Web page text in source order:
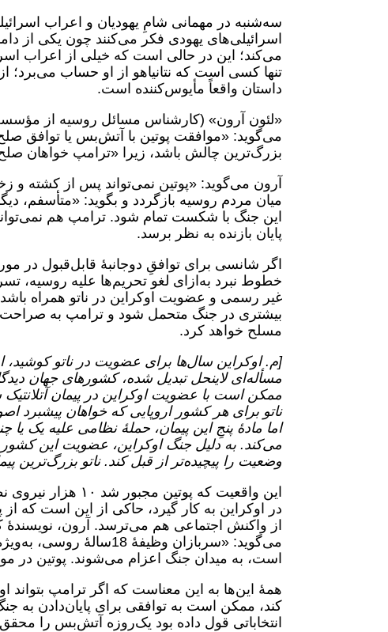
سه‌شنبه در مهمانی شامِ یهودیان و اعراب
اسرائیلی‌های یهودی فکر می‌کنند چون یکی از
می‌کند؛ این در حالی است که خیلی از اعراب
تنها کسی است که نتانیاهو از او حساب می‌برد؛
داستان واقعاً مأیوس‌کننده است.
«لئون آرون» (کارشناس مسائل روسیه از مؤسسۀ
می‌گوید: «موافقت پوتین با آتش‌بس یا توافق
بزرگ‌ترین چالش باشد، زیرا «ترامپ خواهان
میان مردم روسیه بازگردد و بگوید: «متأسفم،
این جنگ با شکست تمام شود. ترامپ هم
پایان بازنده به نظر برسد.
اگر شانسی برای توافقِ دوجانبۀ قابل‌قبول در
خطوط نبرد به‌ازای لغو تحریم‌ها علیه روسیه،
غیر رسمی و عضویت اوکراین در ناتو همراه
بیشتری در جنگ متحمل شود و ترامپ به‌ صراحت
مسلح خواهد کرد.
[م. اوکراین سال‌ها برای عضویت در ناتو کوشید،
مسأله‌ای لاینحل تبدیل شده، کشورهای جهان
ممکن است با عضویت اوکراین در پیمان
ناتو برای هر کشور اروپایی که خواهان پیشبرد
اما مادۀ پنجِ این پیمان، حملۀ نظامی علیه یک
می‌کند. به دلیل جنگ اوکراین، عضویت این کشور
وضعیت را پیچیده‌تر از قبل کند. ناتو بزرگ‌ترین پیمان نظامی
این واقعیت که
در اوکراین به کار گیرد، حاکی از این است که از
از واکنش اجتماعی هم می‌ترسد. آرون، نویسندۀ
می‌گوید: «سربازان
است، به میدان جنگ اعزام می‌شوند. پوتین در
کند، ممکن است به توافقی برای پایان‌دادن به
انتخاباتی قول داده بود یک‌روزه آتش‌بس را